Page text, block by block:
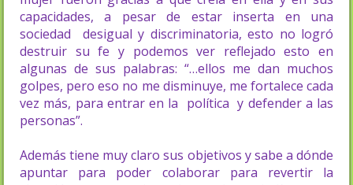
capacidades, a pesar de estar inserta en una
sociedad desigual y discriminatoria, esto no logró
destruir su fe y podemos ver reflejado esto en
algunas de sus palabras: “…ellos me dan muchos
golpes, pero eso no me disminuye, me fortalece cada
vez más, para entrar en la política y defender a las
personas”.
Además tiene muy claro sus objetivos y sabe a dónde
apuntar para poder colaborar para revertir la